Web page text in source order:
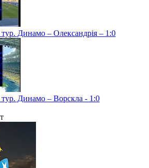
Динамо – Олександрія – 1:0
Динамо – Ворскла - 1:0